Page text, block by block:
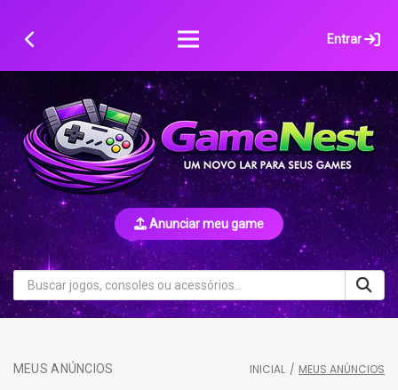
Entrar
Anunciar meu game
MEUS ANÚNCIOS INICIAL / MEUS ANÚNCIOS